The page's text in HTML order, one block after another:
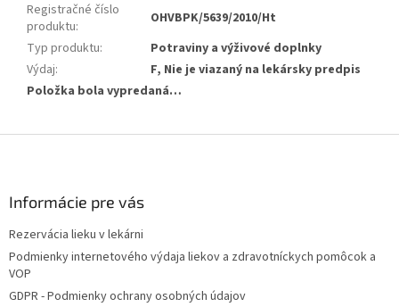
Registračné číslo
produktu:
OHVBPK/5639/2010/Ht
Typ produktu:
Potraviny a výživové doplnky
Výdaj:
F, Nie je viazaný na lekársky predpis
Položka bola vypredaná…
Informácie pre vás
Rezervácia lieku v lekárni
Podmienky internetového výdaja liekov a zdravotníckych pomôcok a
VOP
GDPR - Podmienky ochrany osobných údajov